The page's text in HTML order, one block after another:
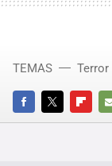
FACEBOOKTWITTER
TEMAS Terror